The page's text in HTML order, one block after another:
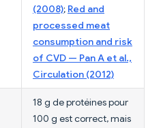
(2008); Red and
processed meat
consumption and risk
of CVD — Pan A et al.,
Circulation (2012)
18 g de protéines pour
100 g est correct, mais